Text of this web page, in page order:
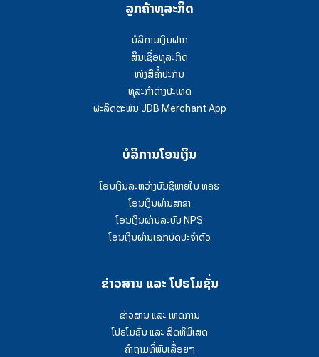
ລູກຄ້າທຸລະກິດ
ບໍລິການເງິນຝາກ
ສຶນເຊື່ອທຸລະກິດ
ໜັງສືຄໍ້າປະກັນ
ທຸລະກຳຕ່າງປະເທດ
ຜະລິດຕະພັນ JDB Merchant App
ບໍລິການໂອນເງິນ
ໂອນເງິນລະຫວ່າງບັນຊີພາຍໃນ ທຄຮ
ໂອນເງິນຜ່ານສາຂາ
ໂອນເງິນຜ່ານລະບົບ NPS
ໂອນເງິນຜ່ານເລກບັດປະຈຳຕົວ
ຂ່າວສານ ແລະ ໂປຣໂມຊັ່ນ
ຂ່າວສານ ແລະ ເຫດການ
ໂປຣໂມຊັ່ນ ແລະ ສິດທິພິເສດ
ຄໍາຖາມທີ່ພົບເລື້ອຍໆ